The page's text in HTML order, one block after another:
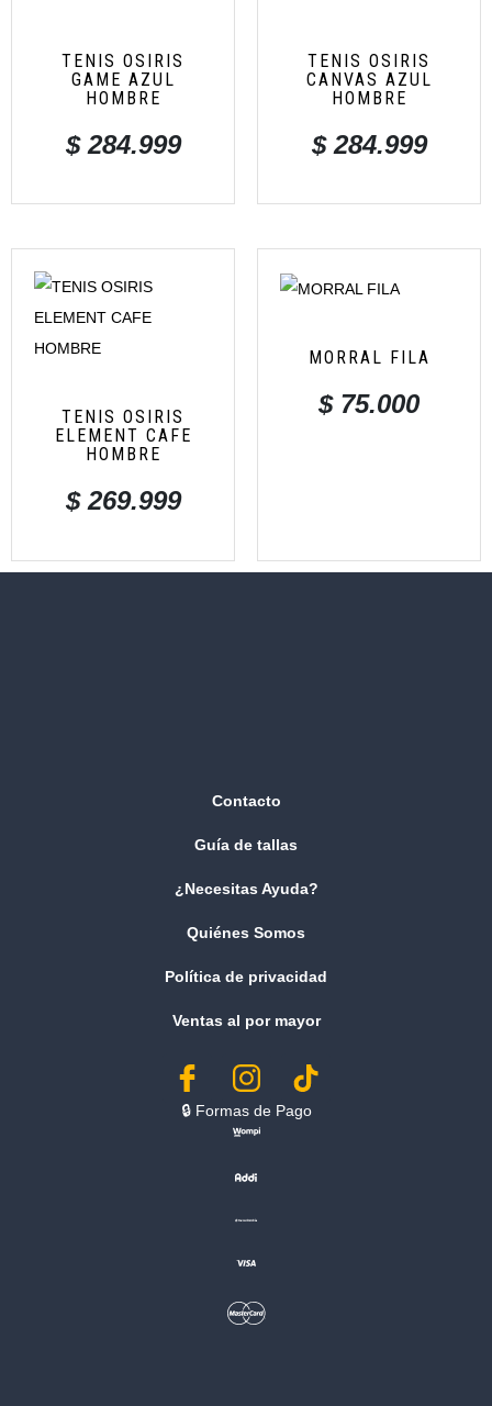
TENIS OSIRIS
GAME AZUL
HOMBRE
$284.999
TENIS OSIRIS
CANVAS AZUL
HOMBRE
$284.999
TENIS OSIRIS
ELEMENT CAFE
HOMBRE
$269.999
MORRAL FILA
$75.000
Contacto
Guía de tallas
¿Necesitas Ayuda?
Quiénes Somos
Política de privacidad
Ventas al por mayor
🔒︎ Formas de Pago